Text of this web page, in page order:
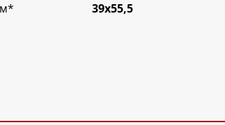
*
39х55,5